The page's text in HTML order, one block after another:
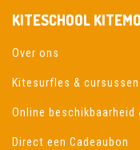
KITESCHOOL
Over ons
Kitesurfles & cursussen
Online beschikbaarheid
Direct een Cadeaubon